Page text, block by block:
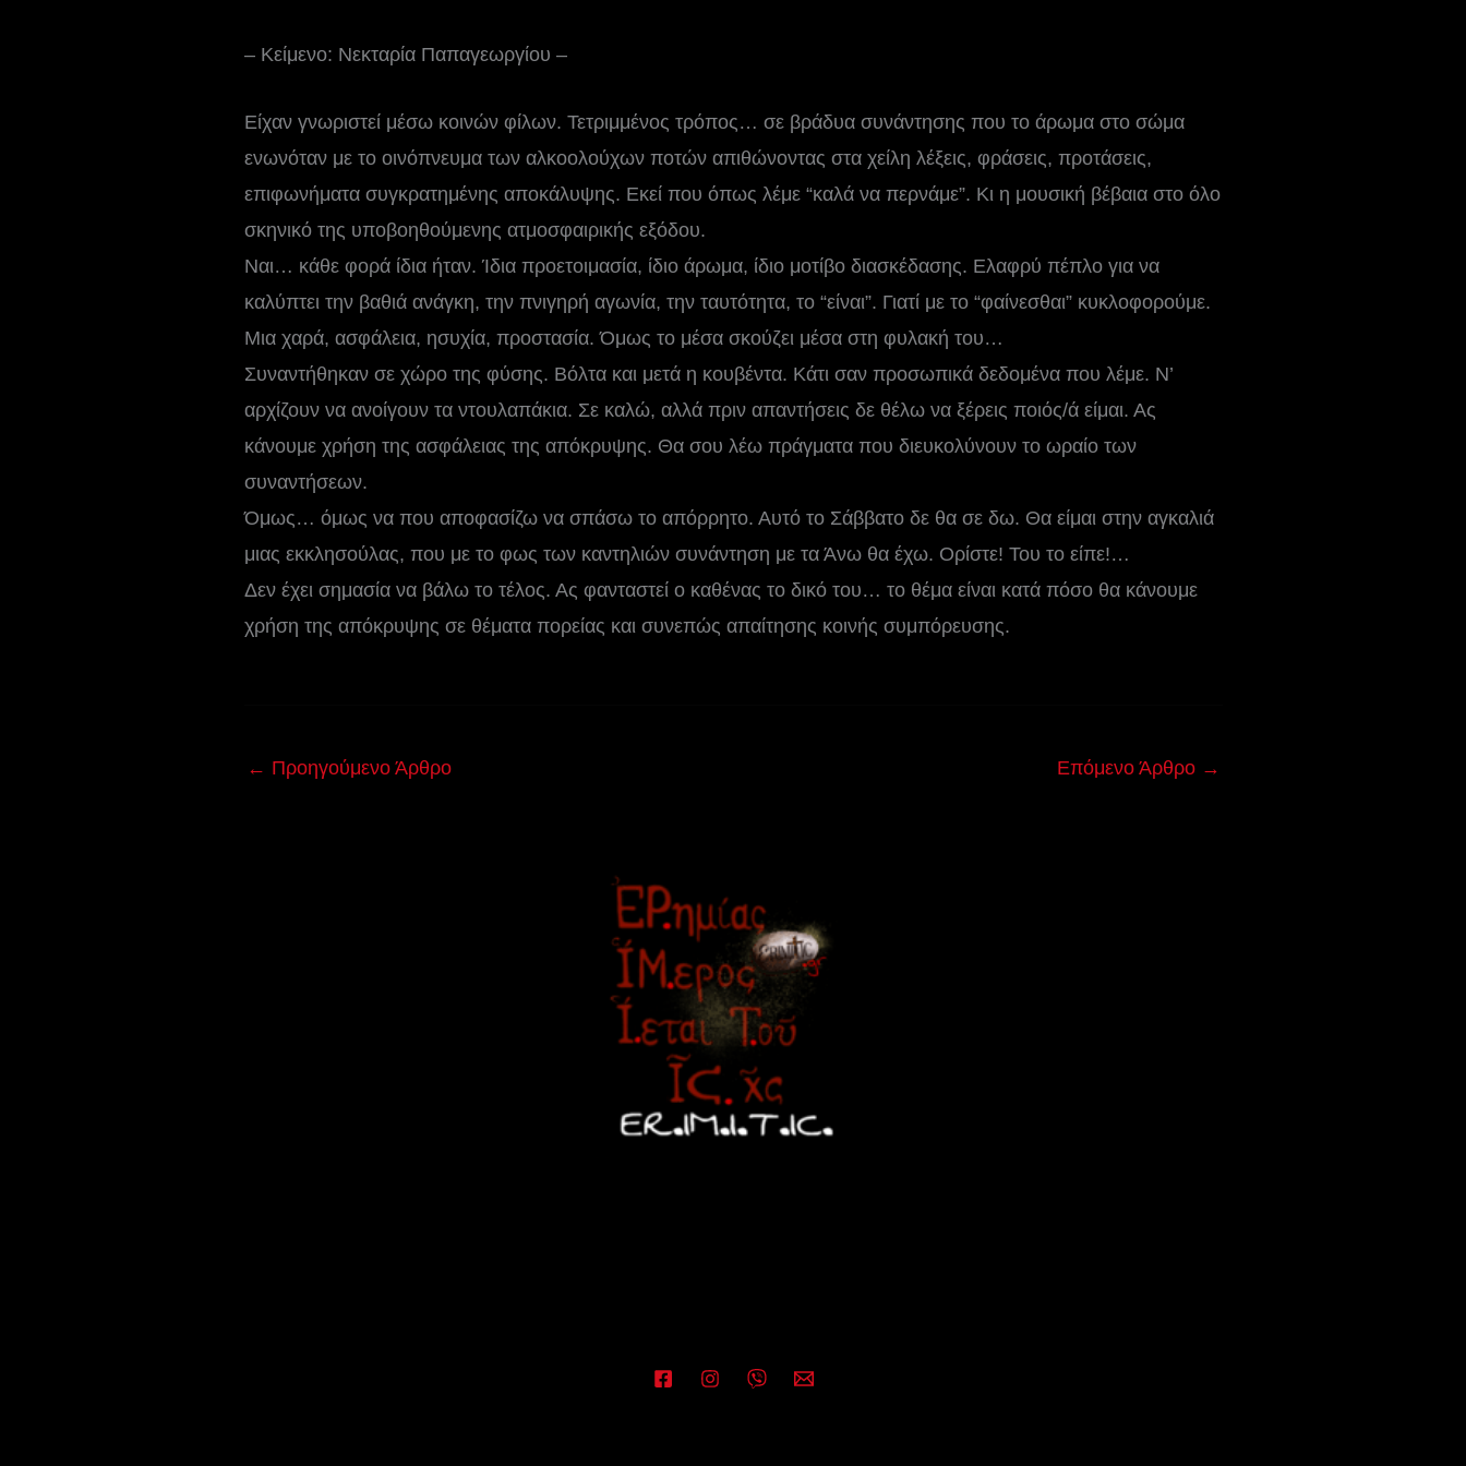
– Κείμενο: Νεκταρία Παπαγεωργίου –
Είχαν γνωριστεί μέσω κοινών φίλων. Τετριμμένος τρόπος… σε βράδυα συνάντησης που το άρωμα στο σώμα
ενωνόταν με το οινόπνευμα των αλκοολούχων ποτών απιθώνοντας στα χείλη λέξεις, φράσεις, προτάσεις,
επιφωνήματα συγκρατημένης αποκάλυψης. Εκεί που όπως λέμε “καλά να περνάμε”. Κι η μουσική βέβαια στο όλο
σκηνικό της υποβοηθούμενης ατμοσφαιρικής εξόδου.
Ναι… κάθε φορά ίδια ήταν. Ίδια προετοιμασία, ίδιο άρωμα, ίδιο μοτίβο διασκέδασης. Ελαφρύ πέπλο για να
καλύπτει την βαθιά ανάγκη, την πνιγηρή αγωνία, την ταυτότητα, το “είναι”. Γιατί με το “φαίνεσθαι” κυκλοφορούμε.
Μια χαρά, ασφάλεια, ησυχία, προστασία. Όμως το μέσα σκούζει μέσα στη φυλακή του…
Συναντήθηκαν σε χώρο της φύσης. Βόλτα και μετά η κουβέντα. Κάτι σαν προσωπικά δεδομένα που λέμε. Ν’
αρχίζουν να ανοίγουν τα ντουλαπάκια. Σε καλώ, αλλά πριν απαντήσεις δε θέλω να ξέρεις ποιός/ά είμαι. Ας
κάνουμε χρήση της ασφάλειας της απόκρυψης. Θα σου λέω πράγματα που διευκολύνουν το ωραίο των
συναντήσεων.
Όμως… όμως να που αποφασίζω να σπάσω το απόρρητο. Αυτό το Σάββατο δε θα σε δω. Θα είμαι στην αγκαλιά
μιας εκκλησούλας, που με το φως των καντηλιών συνάντηση με τα Άνω θα έχω. Ορίστε! Του το είπε!…
Δεν έχει σημασία να βάλω το τέλος. Ας φανταστεί ο καθένας το δικό του… το θέμα είναι κατά πόσο θα κάνουμε
χρήση της απόκρυψης σε θέματα πορείας και συνεπώς απαίτησης κοινής συμπόρευσης.
← Προηγούμενο Άρθρο Επόμενο Άρθρο →